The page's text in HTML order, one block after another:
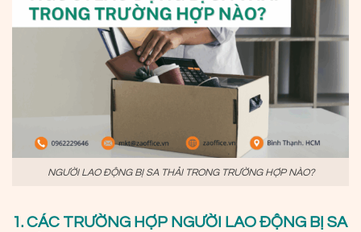
NGƯỜI LAO ĐỘNG BỊ SA THẢI TRONG TRƯỜNG HỢP NÀO?
1. CÁC TRƯỜNG HỢP NGƯỜI LAO ĐỘNG BỊ SA